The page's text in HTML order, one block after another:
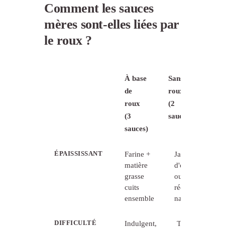
Comment les sauces
mères sont-elles liées par
le roux ?
À base
de
roux
(3
sauces)
Sans
roux
(2
sauces)
ÉPAISSISSANT
Farine +
matière
grasse
cuits
ensemble
Jaunes
d'oeufs
ou
réduction
naturelle
DIFFICULTÉ
Indulgent,
Température